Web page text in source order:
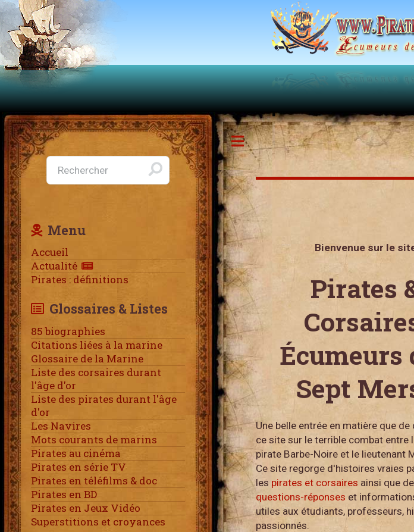
Bienvenue sur le
Pirates
Écumeurs
Sept
Une belle entrée en matière que
ce site sur le terrible combat entre
pirate Barbe-Noire et le lieutenant
Ce site regorge d'histoires vraies
les pirates et corsaires ainsi que
questions-réponses et
utiles aux étudiants, professeurs,
passionnés.
Menu
Accueil
Actualité
Pirates : définitions
Glossaires & Listes
85 biographies
Citations liées à la marine
Glossaire de la Marine
Liste des corsaires durant
l'âge d'or
Liste des pirates durant l'âge
d'or
Les Navires
Mots courants de marins
Pirates au cinéma
Pirates en série TV
Pirates en téléfilms & doc
Pirates en BD
Pirates en Jeux Vidéo
Superstitions et croyances
Toggle